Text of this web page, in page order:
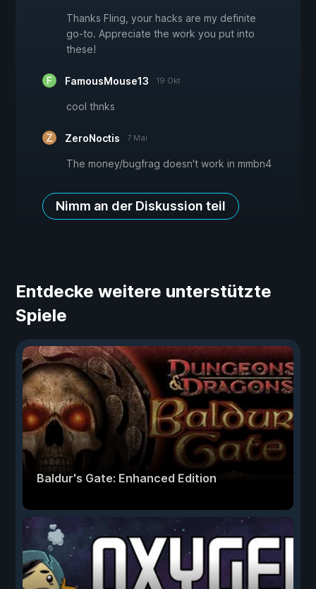
Thanks Fling, your hacks are my definite
go-to. Appreciate the work you put into
these!
FamousMouse13 19 Okt
cool thnks
ZeroNoctis 7 Mai
The money/bugfrag doesn't work in mmbn4
Nimm an der Diskussion teil
Entdecke weitere unterstützte
Spiele
Baldur's Gate: Enhanced Edition